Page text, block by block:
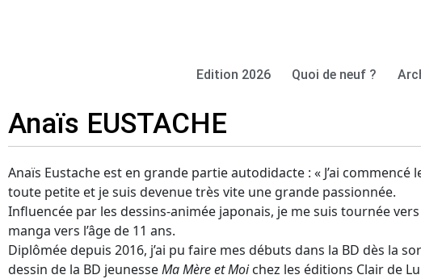
Edition 2026 Quoi de neuf ?
Anaïs EUSTACHE
Anaïs Eustache est en grande partie autodidacte : « J’ai commencé
toute petite et je suis devenue très vite une grande passionnée.
Influencée par les dessins-animée japonais, je me suis tournée
manga vers l’âge de 11 ans.
Diplômée depuis 2016, j’ai pu faire mes débuts dans la BD dès la
dessin de la BD jeunesseMa Mère et Moichez les éditions Clair de